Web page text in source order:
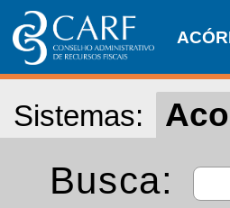
Sistemas:
Busca: